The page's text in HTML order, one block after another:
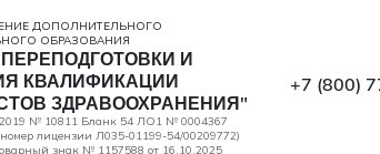
ДОПОЛНИТЕЛЬНОГО
ОБРАЗОВАНИЯ
И
КВАЛИФИКАЦИИ
ЗДРАВООХРАНЕНИЯ"
№ 10811 Бланк 54 ЛО1 № 0004367
лицензии Л035-01199-54/00209772)
знак № 1157588 от 16.10.2025
+7 (800)